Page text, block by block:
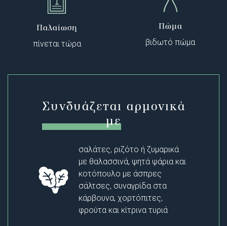
Παλαίωση
πίνεται τώρα
Πώμα
βιδωτό πώμα
Συνδυάζεται αρμονικά
με
σαλάτες, ριζότο ή ζυμαρικά
με θαλασσινά, ψητά ψάρια και
κοτόπουλο με άσπρες
σάλτσες, συναγρίδα στα
κάρβουνα, χορτόπιτες,
φρούτα και κίτρινα τυριά